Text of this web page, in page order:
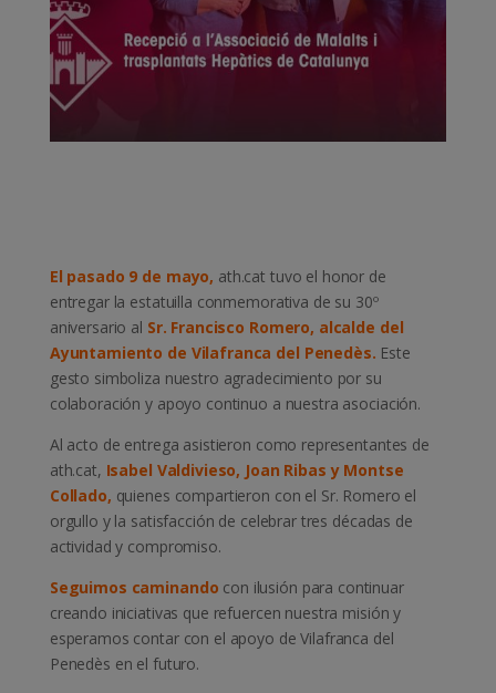
El pasado 9 de mayo, ath.cat tuvo el honor de
entregar la estatuilla conmemorativa de su 30º
aniversario al Sr. Francisco Romero, alcalde del
Ayuntamiento de Vilafranca del Penedès. Este
gesto simboliza nuestro agradecimiento por su
colaboración y apoyo continuo a nuestra asociación.
Al acto de entrega asistieron como representantes de
ath.cat, Isabel Valdivieso, Joan Ribas y Montse
Collado, quienes compartieron con el Sr. Romero el
orgullo y la satisfacción de celebrar tres décadas de
actividad y compromiso.
Seguimos caminando con ilusión para continuar
creando iniciativas que refuercen nuestra misión y
esperamos contar con el apoyo de Vilafranca del
Penedès en el futuro.